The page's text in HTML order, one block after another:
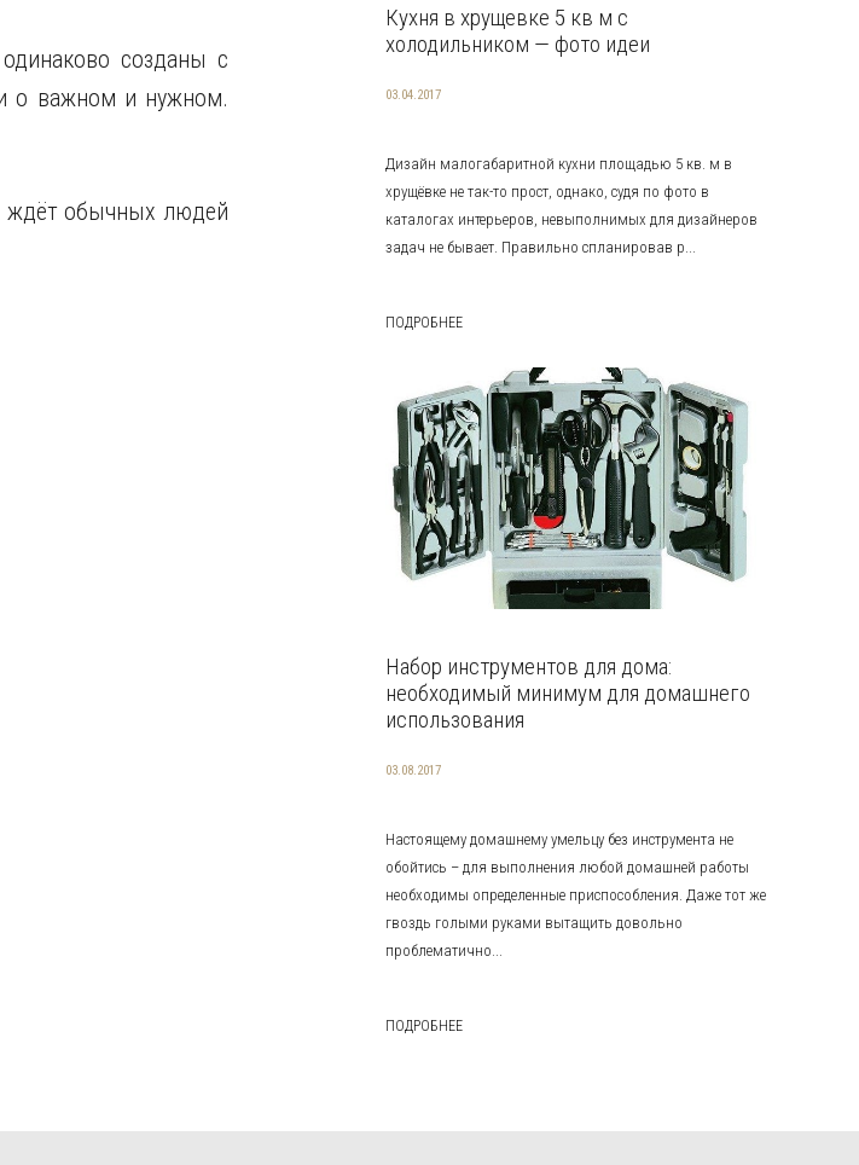
созданы с
о важном и нужном.
ждёт обычных людей
Кухня в хрущевке 5 кв м с
холодильником — фото идеи
03.04.2017
Дизайн малогабаритной кухни площадью 5 кв. м в
хрущёвке не так-то прост, однако, судя по фото в
каталогах интерьеров, невыполнимых для дизайнеров
задач не бывает. Правильно спланировав р...
ПОДРОБНЕЕ
Набор инструментов для дома:
необходимый минимум для домашнего
использования
03.08.2017
Настоящему домашнему умельцу без инструмента не
обойтись – для выполнения любой домашней работы
необходимы определенные приспособления. Даже тот же
гвоздь голыми руками вытащить довольно
проблематично...
ПОДРОБНЕЕ